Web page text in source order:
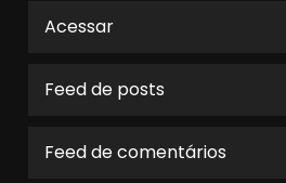
Acessar
Feed de posts
Feed de comentários